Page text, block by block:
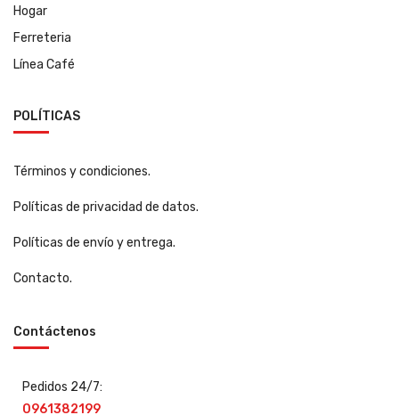
Hogar
Ferreteria
Línea Café
POLÍTICAS
Términos y condiciones.
Políticas de privacidad de datos.
Políticas de envío y entrega.
Contacto.
Contáctenos
Pedidos 24/7:
0961382199